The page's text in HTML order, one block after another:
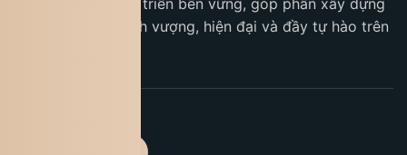
một Việt Nam thịnh vượng, hiện đại và đầy tự hào trên